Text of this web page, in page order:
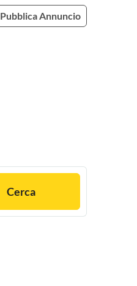
Pubblica Annuncio
Cerca